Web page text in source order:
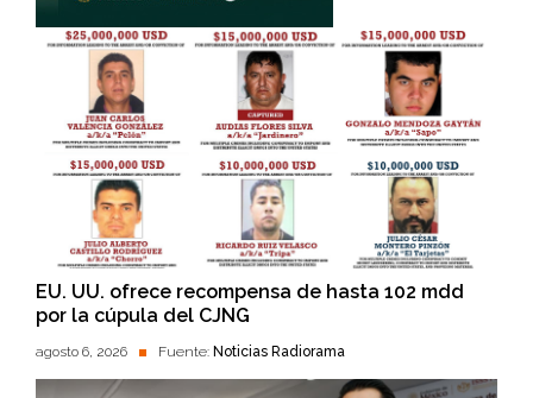
EU. UU. ofrece recompensa de hasta 102 mdd
por la cúpula del CJNG
agosto 6, 2026 Fuente: Noticias Radiorama